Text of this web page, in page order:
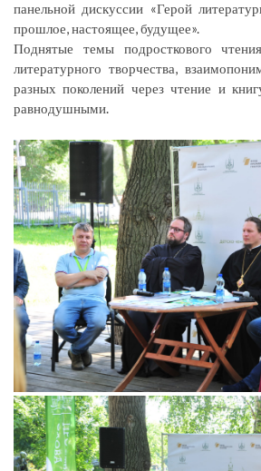
панельной дискуссии «Герой
прошлое, настоящее, будущее».
Поднятые темы подросткового
литературного творчества,
разных поколений через чтение и
равнодушными.